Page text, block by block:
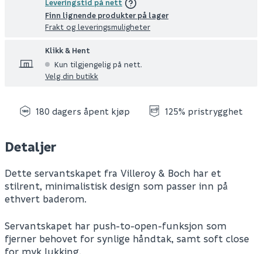
Leveringstid på nett
Finn lignende produkter på lager
Frakt og leveringsmuligheter
Klikk & Hent
Kun tilgjengelig på nett.
Velg din butikk
180 dagers åpent kjøp 125% pristrygghet
Detaljer
Dette servantskapet fra Villeroy & Boch har et
stilrent, minimalistisk design som passer inn på
ethvert baderom.
Servantskapet har push-to-open-funksjon som
fjerner behovet for synlige håndtak, samt soft close
for myk lukking.